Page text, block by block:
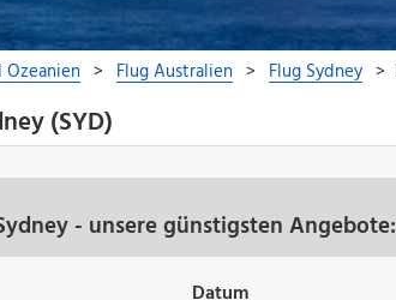
(SYD)
- unsere günstigsten Angebote: